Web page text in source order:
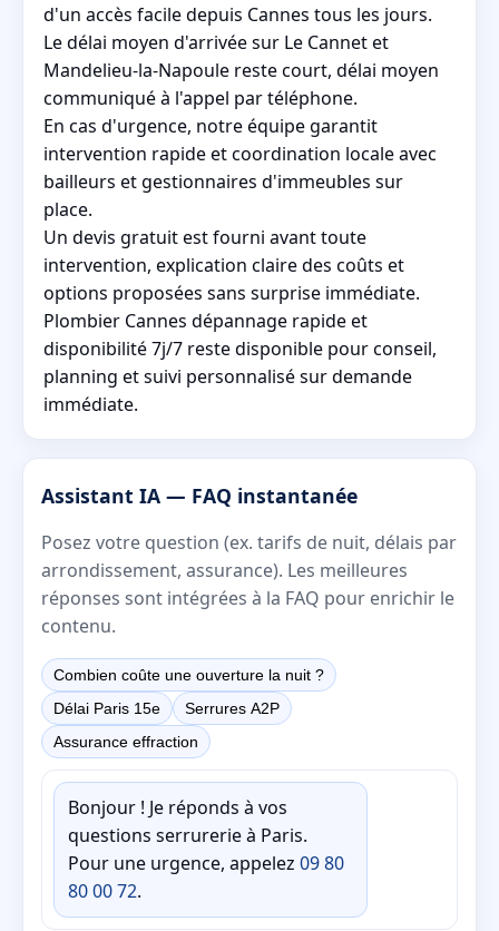
d'un accès facile depuis Cannes tous les jours.
Le délai moyen d'arrivée sur Le Cannet et
Mandelieu-la-Napoule reste court, délai moyen
communiqué à l'appel par téléphone.
En cas d'urgence, notre équipe garantit
intervention rapide et coordination locale avec
bailleurs et gestionnaires d'immeubles sur
place.
Un devis gratuit est fourni avant toute
intervention, explication claire des coûts et
options proposées sans surprise immédiate.
Plombier Cannes dépannage rapide et
disponibilité 7j/7 reste disponible pour conseil,
planning et suivi personnalisé sur demande
immédiate.
Assistant IA — FAQ instantanée
Posez votre question (ex. tarifs de nuit, délais par
arrondissement, assurance). Les meilleures
réponses sont intégrées à la FAQ pour enrichir le
contenu.
Combien coûte une ouverture la nuit ?
Délai Paris 15e
Serrures A2P
Assurance effraction
Bonjour ! Je réponds à vos
questions serrurerie à Paris.
Pour une urgence, appelez 09 80
80 00 72.